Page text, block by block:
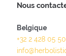
Nous
Belgique
+32 2 428 05 50